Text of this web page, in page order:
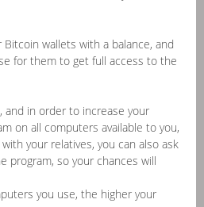
wallets with a balance, and
for them to get full access to the
and in order to increase your
on all computers available to you,
your relatives, you can also ask
program, so your chances will
you use, the higher your